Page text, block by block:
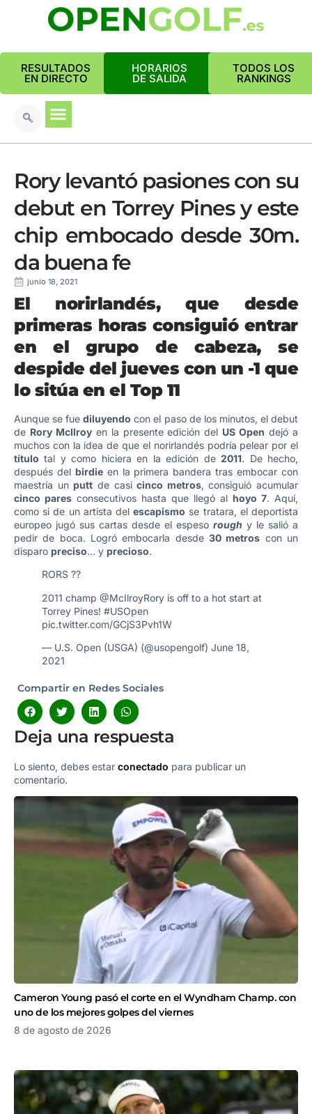
RESULTADOS
EN DIRECTO
HORARIOS
DE SALIDA
TODOS LOS
RANKINGS
Rory levantó pasiones con su
debut en Torrey Pines y este
chip embocado desde 30m.
da buena fe
junio 18, 2021
El norirlandés, que desde
primeras horas consiguió entrar
en el grupo de cabeza, se
despide del jueves con un -1 que
lo sitúa en el Top 11
Aunque se fuediluyendo con el paso de los minutos, el debut
de Rory McIlroyen la presente edición del US Open dejó a
muchos con la idea de que el norirlandés podría pelear por el
título tal y como hiciera en la edición de2011. De hecho,
después del birdieen la primera bandera tras embocar con
maestría un putt de casicinco metros, consiguió acumular
cinco pares consecutivos hasta que llegó al hoyo 7. Aquí,
como si de un artista delescapismo se tratara, el deportista
europeo jugó sus cartas desde el espeso rough y le salió a
pedir de boca. Logró embocarla desde 30 metros con un
disparo preciso… y precioso.
RORS ??
2011 champ @McIlroyRory is off to a hot start at
Torrey Pines! #USOpen
pic.twitter.com/GCjS3Pvh1W
— U.S. Open (USGA) (@usopengolf) June 18,
2021
Compartir en Redes Sociales
Deja una respuesta
Lo siento, debes estar conectado para publicar un
comentario.
Cameron Young pasó el corte en el Wyndham Champ. con
uno de los mejores golpes del viernes
8 de agosto de 2026